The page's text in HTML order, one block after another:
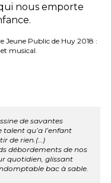
nous emporte
Jeune Public de Huy 2018 :
musical.
de savantes
qu’a l’enfant
de rien.(…)
débordements de nos
quotidien, glissant
bac à sable.